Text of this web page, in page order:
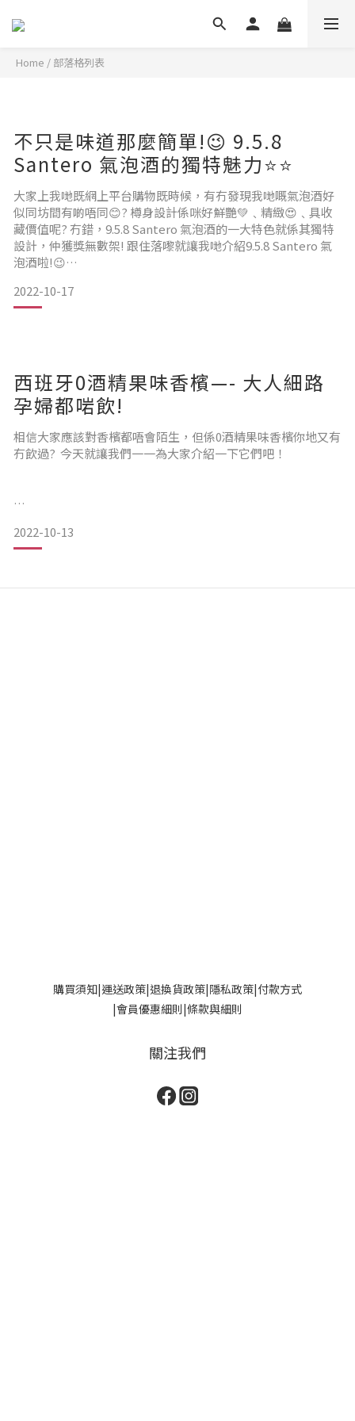
Home / 部落格列表
不只是味道那麼簡單!😉 9.5.8
Santero 氣泡酒的獨特魅力⭐⭐
大家上我哋既網上平台購物既時候，有冇發現我哋嘅氣泡酒好
似同坊間有啲唔同😊? 樽身設計係咪好鮮艷💚﹑精緻😍﹑具收
藏價值呢? 冇錯，9.5.8 Santero 氣泡酒的一大特色就係其獨特
設計，仲獲獎無數架! 跟住落嚟就讓我哋介紹9.5.8 Santero 氣
泡酒啦!😉
2022-10-17
西班牙0酒精果味香檳—- 大人細路
孕婦都啱飲!
相信大家應該對香檳都唔會陌生，但係0酒精果味香檳你地又有
冇飲過? 今天就讓我們一一為大家介紹一下它們吧！
許多無氣泡果汁飲料的特點是顏色，這使得它們特別吸引眼球
和新鮮。這種不含酒精的飲料口感溫和，酒體適中，帶有淡淡
2022-10-13
購買須知|運送政策|退換貨政策|隱私政策|付款方式
|會員優惠細則|條款與細則
關注我們